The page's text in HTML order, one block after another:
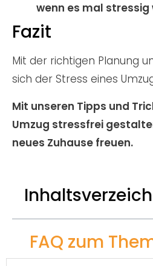
wenn es mal stressig
Fazit
Mit der richtigen Planung
sich der Stress eines
Mit unseren Tipps und
Umzug stressfrei
neues Zuhause freuen.
FAQ zum